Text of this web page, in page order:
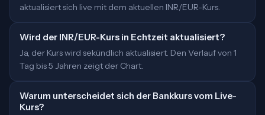
aktualisiert sich live mit dem aktuellen INR/EUR-Kurs.
Wird der INR/EUR-Kurs in Echtzeit aktualisiert?
Ja, der Kurs wird sekündlich aktualisiert. Den Verlauf von 1
Tag bis 5 Jahren zeigt der Chart.
Warum unterscheidet sich der Bankkurs vom Live-
Kurs?